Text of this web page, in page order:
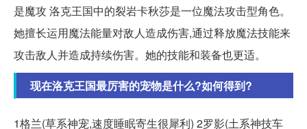
是魔攻 洛克王国中的裂岩卡秋莎是一位魔法攻击型角色。
她擅长运用魔法能量对敌人造成伤害,通过释放魔法技能来
攻击敌人并造成持续伤害。她的技能和装备也更适。
现在洛克王国最厉害的宠物是什么?如何得到?
1格兰(草系神宠,速度睡眠寄生很犀利) 2罗影(土系神技车